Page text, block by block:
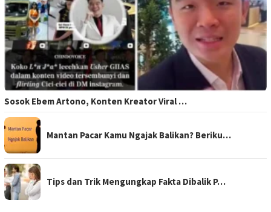
Sosok Ebem Artono, Konten Kreator Viral …
Mantan Pacar Kamu Ngajak Balikan? Beriku…
Tips dan Trik Mengungkap Fakta Dibalik P…